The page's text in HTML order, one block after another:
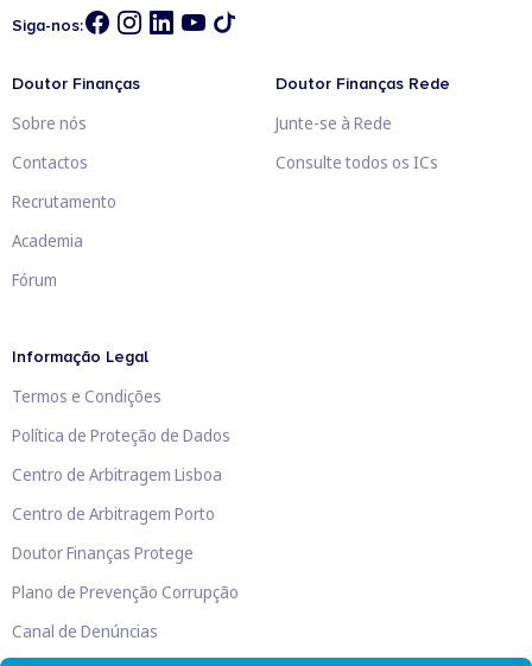
Siga-nos:
Doutor Finanças
Sobre nós
Contactos
Recrutamento
Academia
Fórum
Doutor Finanças Rede
Junte-se à Rede
Consulte todos os ICs
Informação Legal
Termos e Condições
Política de Proteção de Dados
Centro de Arbitragem Lisboa
Centro de Arbitragem Porto
Doutor Finanças Protege
Plano de Prevenção Corrupção
Canal de Denúncias